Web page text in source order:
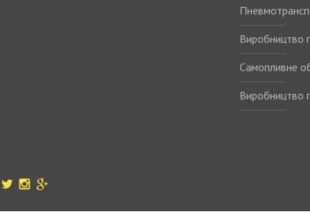
Виробництво
Самопливне
Виробництво